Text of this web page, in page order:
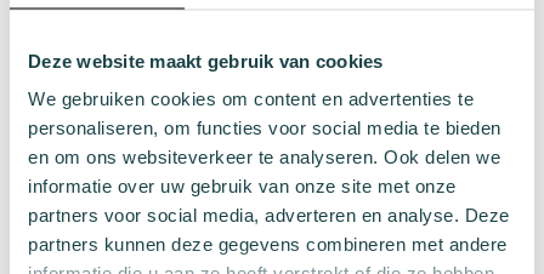
Deze website maakt gebruik van cookies
We gebruiken cookies om content en advertenties te
personaliseren, om functies voor social media te bieden
en om ons websiteverkeer te analyseren. Ook delen we
informatie over uw gebruik van onze site met onze
partners voor social media, adverteren en analyse. Deze
partners kunnen deze gegevens combineren met andere
Kniekousen
Panty's
Kleuren
Veel kleurige sokken
Zwarte sokken
Grijze sokken